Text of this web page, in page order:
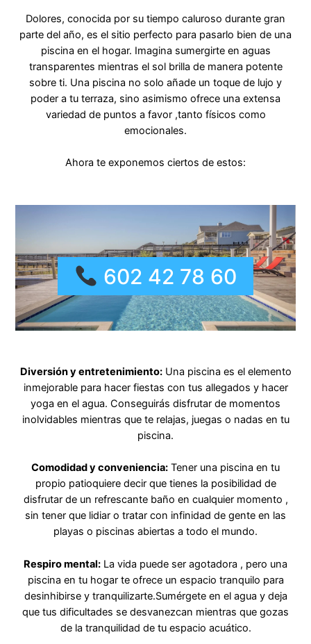
Dolores, conocida por su tiempo caluroso durante gran
parte del año, es el sitio perfecto para pasarlo bien de una
piscina en el hogar. Imagina sumergirte en aguas
transparentes mientras el sol brilla de manera potente
sobre ti. Una piscina no solo añade un toque de lujo y
poder a tu terraza, sino asimismo ofrece una extensa
variedad de puntos a favor ,tanto físicos como
emocionales.
Ahora te exponemos ciertos de estos:
602 42 78 60
Diversión y entretenimiento:Una piscina es el elemento
inmejorable para hacer fiestas con tus allegados y hacer
yoga en el agua. Conseguirás disfrutar de momentos
inolvidables mientras que te relajas, juegas o nadas en tu
piscina.
Comodidad y conveniencia: Tener una piscina en tu
propio patioquiere decir que tienes la posibilidad de
disfrutar de un refrescante baño en cualquier momento ,
sin tener que lidiar o tratar con infinidad de gente en las
playas o piscinas abiertas a todo el mundo.
Respiro mental: La vida puede ser agotadora , pero una
piscina en tu hogar te ofrece un espacio tranquilo para
desinhibirse y tranquilizarte.Sumérgete en el agua y deja
que tus dificultades se desvanezcan mientras que gozas
de la tranquilidad de tu espacio acuático.